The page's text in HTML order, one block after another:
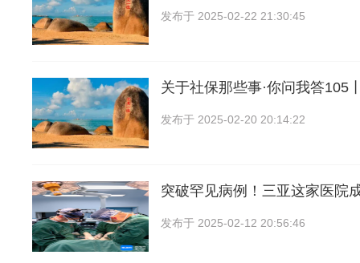
发布于 2025-02-22 21:30:45
关于社保那些事·你问我答105
发布于 2025-02-20 20:14:22
突破罕见病例！三亚这家医院
发布于 2025-02-12 20:56:46